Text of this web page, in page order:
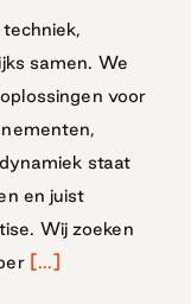
samen. We
voor
staat
en juist
Wij zoeken
[...]